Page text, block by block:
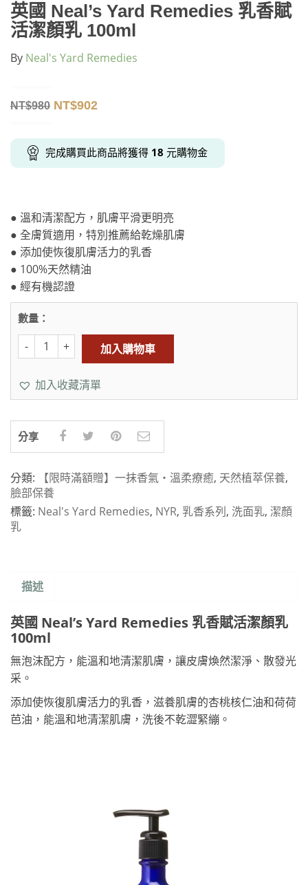
英國 Neal’s Yard Remedies 乳香賦
活潔顏乳 100ml
By Neal's Yard Remedies
NT$980 NT$902
完成購買此商品將獲得 18 元購物金
● 溫和清潔配方，肌膚平滑更明亮
● 全膚質適用，特別推薦給乾燥肌膚
● 添加使恢復肌膚活力的乳香
● 100%天然精油
● 經有機認證
數量：
加入購物車
加入收藏清單
分享
分類: 【限時滿額贈】一抹香氣・溫柔療癒, 天然植萃保養,
臉部保養
標籤: Neal's Yard Remedies, NYR, 乳香系列, 洗面乳, 潔顏
乳
描述
英國 Neal’s Yard Remedies 乳香賦活潔顏乳
100ml
無泡沫配方，能溫和地清潔肌膚，讓皮膚煥然潔淨、散發光
采。
添加使恢復肌膚活力的乳香，滋養肌膚的杏桃核仁油和荷荷
芭油，能溫和地清潔肌膚，洗後不乾澀緊繃。